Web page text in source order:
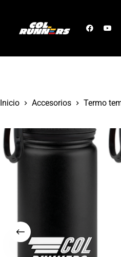
Inicio Accesorios Termo